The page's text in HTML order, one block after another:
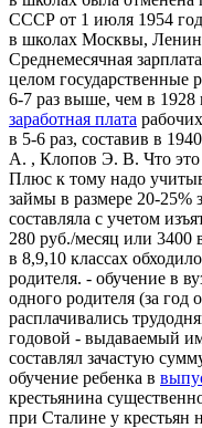
СССР от 1 июля 1954
в школах Москвы,
Среднемесячная
целом государственные
6-7 раз выше, чем в 1928
заработная плата
в 5-6 раз, составив в
А. , Клопов Э. В. Что
Плюс к тому надо
займы в размере 20-25%
составляла с учетом
280 руб./месяц или 3400
в 8,9,10 классах
родителя. - обучение в
одного родителя (за
расплачивались
годовой - выдаваемый
составлял зачастую
обучение ребенка в
крестьянина
при Сталине у крестьян